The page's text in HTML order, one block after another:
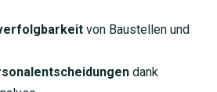
von Baustellen und
dank